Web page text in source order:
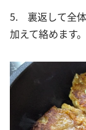
5. 裏返して全体
加えて絡めます。